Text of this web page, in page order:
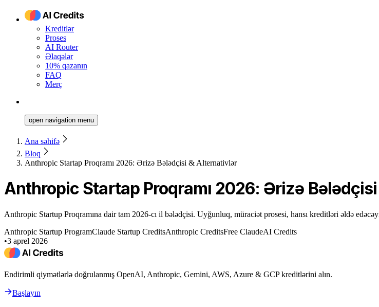
Kreditlər
Proses
AI Router
Əlaqələr
10% qazanın
FAQ
Merç
open navigation menu
Ana səhifə
Bloq
Anthropic Startap Proqramı 2026: Ərizə Bələdçisi & Alternativlər
Anthropic Startap Proqramı 2026: Ərizə
Anthropic Startup Proqramına dair tam 2026-cı il bələdçisi. Uyğunluq, müraciət prosesi, hansı kreditləri əldə
Anthropic Startup ProgramClaude Startup CreditsAnthropic CreditsFree ClaudeAI Credits
•3 aprel 2026
Endirimli qiymətlərlə doğrulanmış OpenAI, Anthropic, Gemini, AWS, Azure & GCP kreditlərini alın.
Başlayın